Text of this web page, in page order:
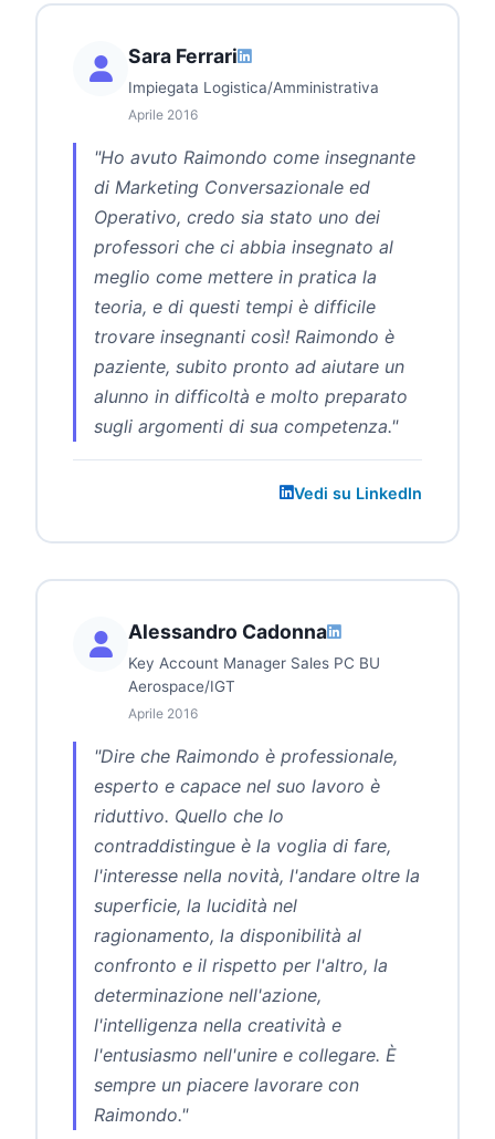
Sara Ferrari
Impiegata Logistica/Amministrativa
Aprile 2016
"Ho avuto Raimondo come insegnante
di Marketing Conversazionale ed
Operativo, credo sia stato uno dei
professori che ci abbia insegnato al
meglio come mettere in pratica la
teoria, e di questi tempi è difficile
trovare insegnanti così! Raimondo è
paziente, subito pronto ad aiutare un
alunno in difficoltà e molto preparato
sugli argomenti di sua competenza."
Vedi su LinkedIn
Alessandro Cadonna
Key Account Manager Sales PC BU
Aerospace/IGT
Aprile 2016
"Dire che Raimondo è professionale,
esperto e capace nel suo lavoro è
riduttivo. Quello che lo
contraddistingue è la voglia di fare,
l'interesse nella novità, l'andare oltre la
superficie, la lucidità nel
ragionamento, la disponibilità al
confronto e il rispetto per l'altro, la
determinazione nell'azione,
l'intelligenza nella creatività e
l'entusiasmo nell'unire e collegare. È
sempre un piacere lavorare con
Raimondo."